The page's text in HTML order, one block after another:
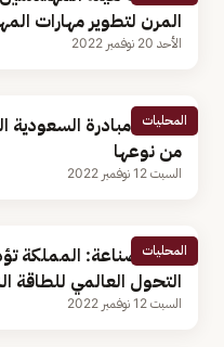
المرن لتطوير مهارات
الأحد 20 نوفمبر 2022
المحليات
الجبير: مبادرة
من نوعها
السبت 12 نوفمبر 2022
المحليات
وزير الصناعة: المملكة
التحول العالمي للطاقة
السبت 12 نوفمبر 2022